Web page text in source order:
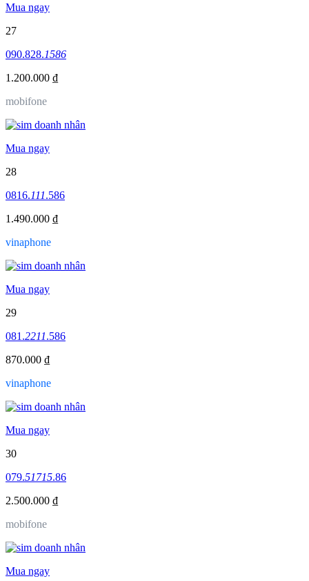
Mua ngay
27
090.828.1586
1.200.000 ₫
mobifone
Mua ngay
28
0816.111.586
1.490.000 ₫
vinaphone
Mua ngay
29
081.2211.586
870.000 ₫
vinaphone
Mua ngay
30
079.51715.86
2.500.000 ₫
mobifone
Mua ngay